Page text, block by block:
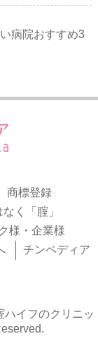
病院おすすめ3
商標登録
く「腟」
様・企業様
チンペディア
イフのクリニッ